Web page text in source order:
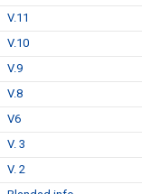
V.11
V.10
V.9
V.8
V6
V. 3
V. 2